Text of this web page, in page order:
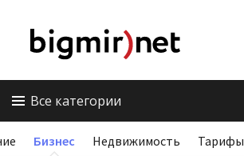
Все категории
Бизнес Недвижимость Тарифы